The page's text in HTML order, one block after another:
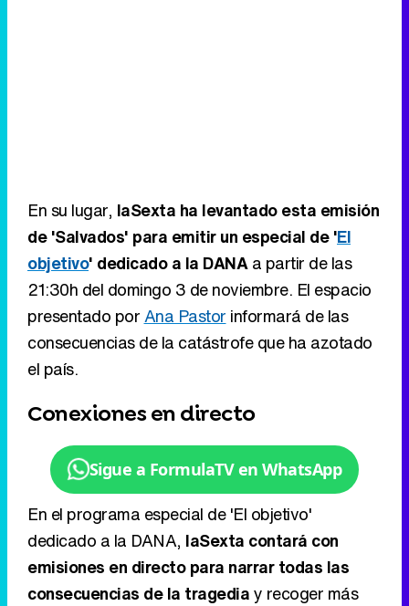
En su lugar, laSexta ha levantado esta emisión
de 'Salvados' para emitir un especial de 'El
objetivo' dedicado a la DANAa partir de las
21:30h del domingo 3 de noviembre. El espacio
presentado porAna Pastor informará de las
consecuencias de la catástrofe que ha azotado
el país.
Conexiones en directo
Sigue a FormulaTV en WhatsApp
En el programa especial de 'El objetivo'
dedicado a la DANA, laSexta contará con
emisiones en directo para narrar todas las
consecuencias de la tragediay recoger más